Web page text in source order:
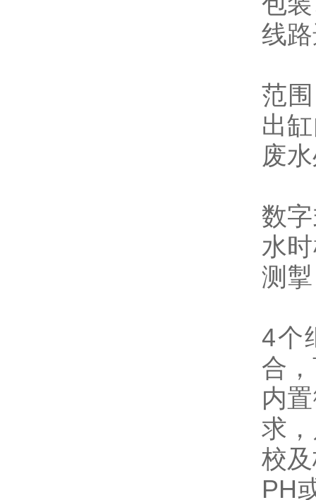
线
范
出
废
数
水
测
4个
合
内
求
校
PH